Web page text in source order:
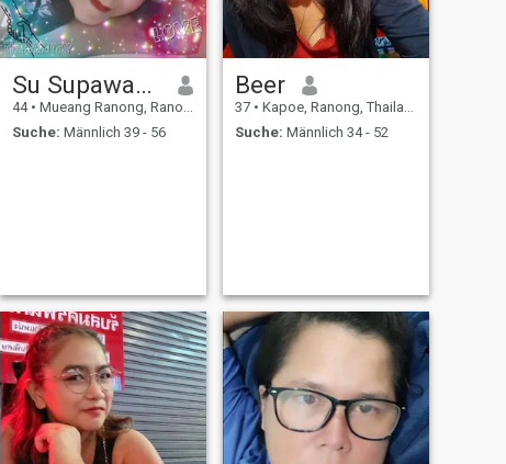
Su Supawadee
44 • Mueang Ranong, Ranong, Thailand
Suche: Männlich 39 - 56
Beer
37 • Kapoe, Ranong, Thailand
Suche: Männlich 34 - 52